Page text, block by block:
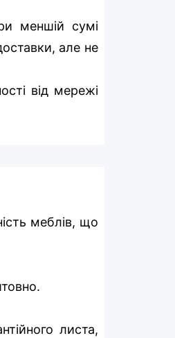
меншій сумі
але не
від мережі
меблів, що
листа,